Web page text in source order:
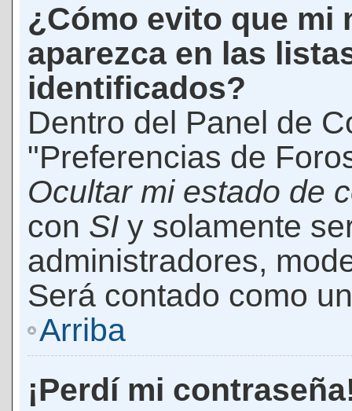
¿Cómo evito que mi
aparezca en las
identificados?
Dentro del Panel de
"Preferencias de
Ocultar mi estado de
con SI y solamente
administradores,
Será contado como
Arriba
¡Perdí mi